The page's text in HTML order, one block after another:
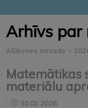
Arhīvs par
Alūksnes novads >
Matemātikas
materiālu
30.01.2026